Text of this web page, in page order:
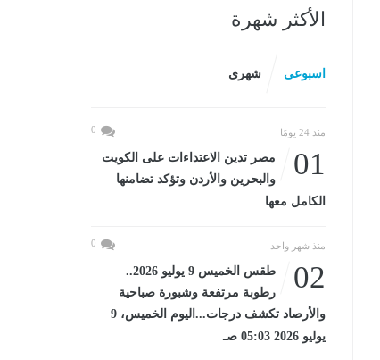
الأكثر شهرة
اسبوعى شهرى
منذ 24 يومًا 0
01
مصر تدين الاعتداءات على الكويت
والبحرين والأردن وتؤكد تضامنها
الكامل معها
منذ شهر واحد 0
02
طقس الخميس 9 يوليو 2026..
رطوبة مرتفعة وشبورة صباحية
والأرصاد تكشف درجات...اليوم الخميس، 9
يوليو 2026 05:03 صـ